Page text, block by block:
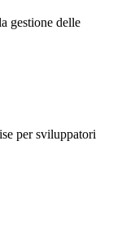
gestione delle
per sviluppatori